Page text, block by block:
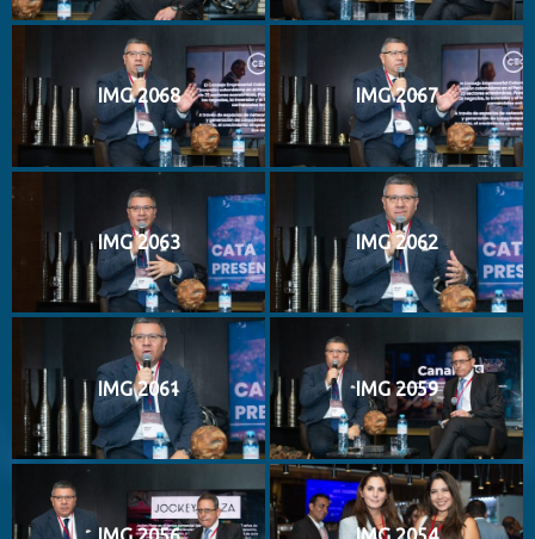
IMG 2068 IMG 2067
IMG 2063 IMG 2062
IMG 2061 IMG 2059